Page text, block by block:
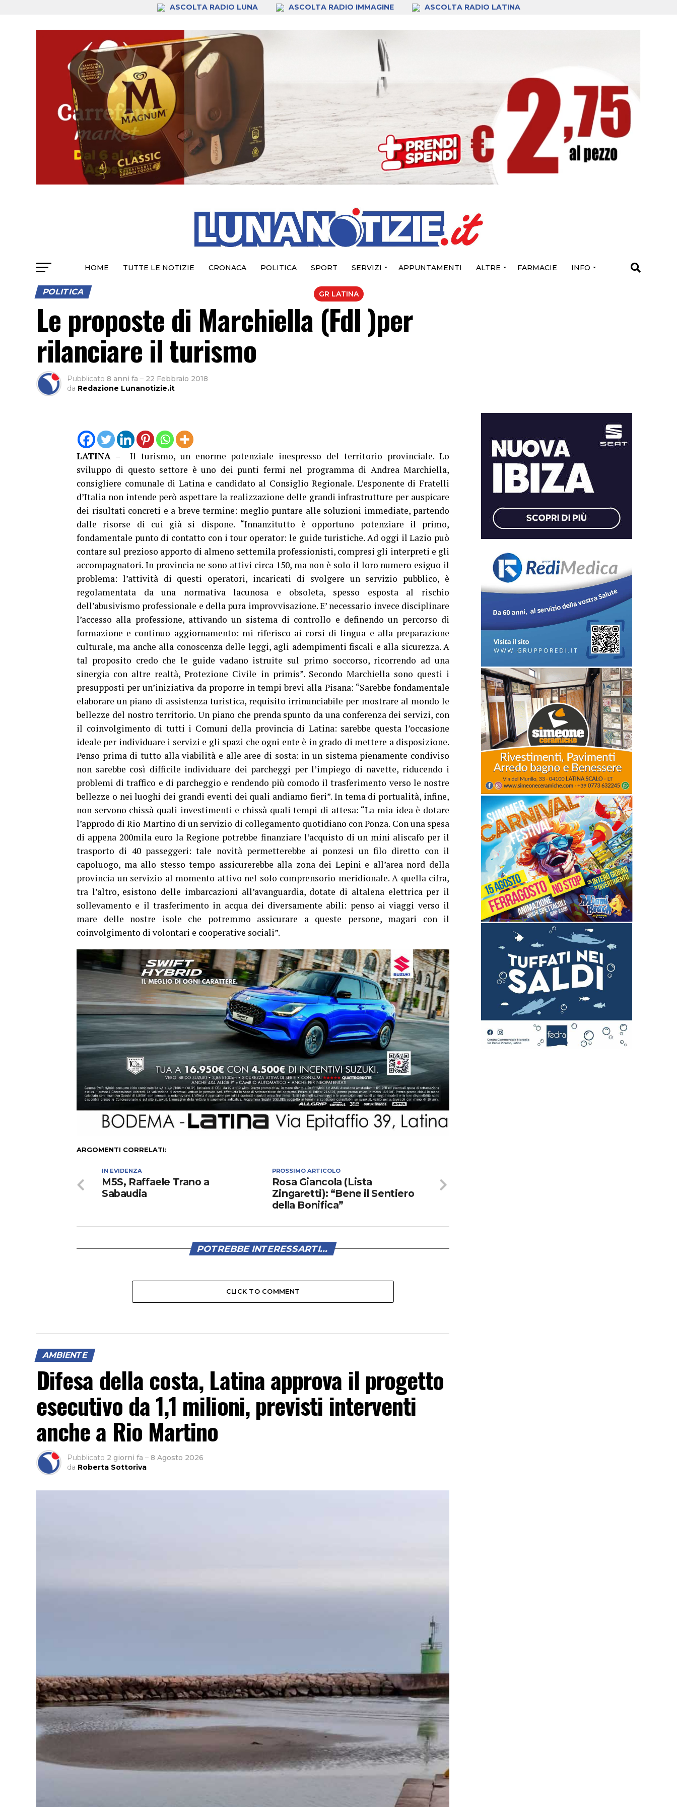
ASCOLTA RADIO LUNA ASCOLTA RADIO IMMAGINE ASCOLTA RADIO LATINA
HOME TUTTE LE NOTIZIE CRONACA POLITICA SPORT SERVIZI APPUNTAMENTI ALTRE FARMACIE INFO
GR LATINA
POLITICA
Le proposte di Marchiella (FdI )per
rilanciare il turismo
Pubblicato 8 anni fa – 22 Febbraio 2018
da Redazione Lunanotizie.it
LATINA – Il turismo, un enorme potenziale inespresso del territorio provinciale. Lo
sviluppo di questo settore è uno dei punti fermi nel programma di Andrea Marchiella,
consigliere comunale di Latina e candidato al Consiglio Regionale. L’esponente di Fratelli
d’Italia non intende però aspettare la realizzazione delle grandi infrastrutture per auspicare
dei risultati concreti e a breve termine: meglio puntare alle soluzioni immediate, partendo
dalle risorse di cui già si dispone. “Innanzitutto è opportuno potenziare il primo,
fondamentale punto di contatto con i tour operator: le guide turistiche. Ad oggi il Lazio può
contare sul prezioso apporto di almeno settemila professionisti, compresi gli interpreti e gli
accompagnatori. In provincia ne sono attivi circa 150, ma non è solo il loro numero esiguo il
problema: l’attività di questi operatori, incaricati di svolgere un servizio pubblico, è
regolamentata da una normativa lacunosa e obsoleta, spesso esposta al rischio
dell’abusivismo professionale e della pura improvvisazione. E’ necessario invece disciplinare
l’accesso alla professione, attivando un sistema di controllo e definendo un percorso di
formazione e continuo aggiornamento: mi riferisco ai corsi di lingua e alla preparazione
culturale, ma anche alla conoscenza delle leggi, agli adempimenti fiscali e alla sicurezza. A
tal proposito credo che le guide vadano istruite sul primo soccorso, ricorrendo ad una
sinergia con altre realtà, Protezione Civile in primis”. Secondo Marchiella sono questi i
presupposti per un’iniziativa da proporre in tempi brevi alla Pisana: “Sarebbe fondamentale
elaborare un piano di assistenza turistica, requisito irrinunciabile per mostrare al mondo le
bellezze del nostro territorio. Un piano che prenda spunto da una conferenza dei servizi, con
il coinvolgimento di tutti i Comuni della provincia di Latina: sarebbe questa l’occasione
ideale per individuare i servizi e gli spazi che ogni ente è in grado di mettere a disposizione.
Penso prima di tutto alla viabilità e alle aree di sosta: in un sistema pienamente condiviso
non sarebbe così difficile individuare dei parcheggi per l’impiego di navette, riducendo i
problemi di traffico e di parcheggio e rendendo più comodo il trasferimento verso le nostre
bellezze o nei luoghi dei grandi eventi dei quali andiamo fieri”. In tema di portualità, infine,
non servono chissà quali investimenti e chissà quali tempi di attesa: “La mia idea è dotare
l’approdo di Rio Martino di un servizio di collegamento quotidiano con Ponza. Con una spesa
di appena 200mila euro la Regione potrebbe finanziare l’acquisto di un mini aliscafo per il
trasporto di 40 passeggeri: tale novità permetterebbe ai ponzesi un filo diretto con il
capoluogo, ma allo stesso tempo assicurerebbe alla zona dei Lepini e all’area nord della
provincia un servizio al momento attivo nel solo comprensorio meridionale. A quella cifra,
tra l’altro, esistono delle imbarcazioni all’avanguardia, dotate di altalena elettrica per il
sollevamento e il trasferimento in acqua dei diversamente abili: penso ai viaggi verso il
mare delle nostre isole che potremmo assicurare a queste persone, magari con il
coinvolgimento di volontari e cooperative sociali”.
ARGOMENTI CORRELATI:
PROSSIMO ARTICOLO
Rosa Giancola (Lista
Zingaretti): “Bene il Sentiero
della Bonifica”
IN EVIDENZA
M5S, Raffaele Trano a
Sabaudia
POTREBBE INTERESSARTI...
CLICK TO COMMENT
AMBIENTE
Difesa della costa, Latina approva il progetto
esecutivo da 1,1 milioni, previsti interventi
anche a Rio Martino
Pubblicato 2 giorni fa – 8 Agosto 2026
da Roberta Sottoriva